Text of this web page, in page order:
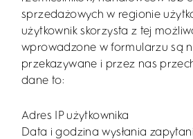
sprzedażowych w regionie
użytkownik skorzysta z tej
wprowadzone w formularzu są
przekazywane i przez nas
dane to:
Adres IP użytkownika
Data i godzina wysłania